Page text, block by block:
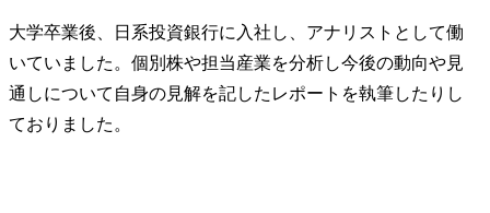
大学卒業後、日系投資銀行に入社し、アナリストとして働
いていました。個別株や担当産業を分析し今後の動向や見
通しについて自身の見解を記したレポートを執筆したりし
ておりました。